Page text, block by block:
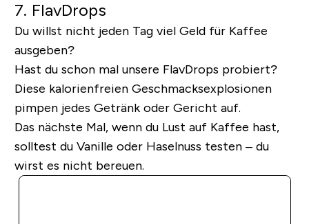
7. FlavDrops
Du willst nicht jeden Tag viel Geld für Kaffee
ausgeben?
Hast du schon mal unsere FlavDrops probiert?
Diese kalorienfreien Geschmacksexplosionen
pimpen jedes Getränk oder Gericht auf.
Das nächste Mal, wenn du Lust auf Kaffee hast,
solltest du Vanille oder Haselnuss testen – du
wirst es nicht bereuen.